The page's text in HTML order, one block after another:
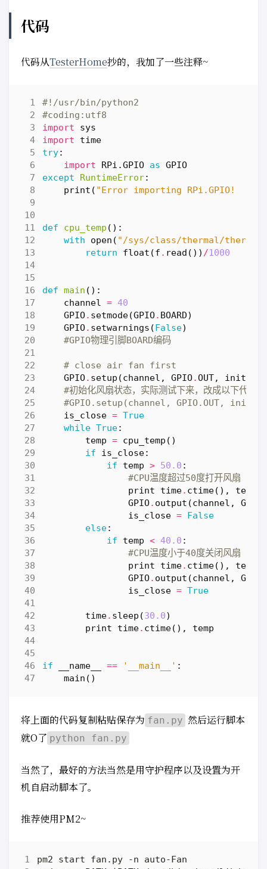
代码
代码从TesterHome抄的，我加了一些注释~
#!/usr/bin/python2
#coding:utf8
import
sys
import
time
try:
import
RPi.GPIO as GPIO
except
RuntimeError:
print ( "Error importing RPi.GPIO!
def cpu_temp ():
with
open ( "/sys/class/thermal/
return
float (f . read ()) /1000
def main ():
channel = 40
GPIO. setmode(GPIO. BOARD)
GPIO. setwarnings ( False)
#GPIO物理引脚BOARD编码
# close air fan first
GPIO. setup (channel , GPIO.OUT, initial
#初始化风扇状态，实际测试下来，改成以下代码
#GPIO.setup(channel, GPIO.OUT,
is_close = True
while True:
temp = cpu_temp ()
if
is_close:
if
temp > 50.0 :
#CPU温度超过50度打开风扇
print
time. ctime(), temp
GPIO. output (channel , GPIO
is_close =
False
else:
if
temp < 40.0 :
#CPU温度小于40度关闭风扇
print
time. ctime(), temp
GPIO. output (channel , GPIO
is_close = True
time. sleep (30.0)
print
time. ctime(), temp
if __name__ == '__main__' :
main ()
将上面的代码复制粘贴保存为 fan.py 然后运行脚本
就O了 python fan.py
当然了，最好的方法当然是用守护程序以及设置为开
机自启动脚本了。
推荐使用PM2~